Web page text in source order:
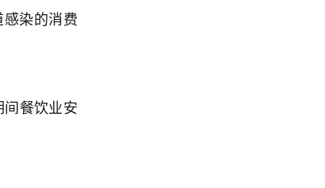
染的消费
间餐饮业安